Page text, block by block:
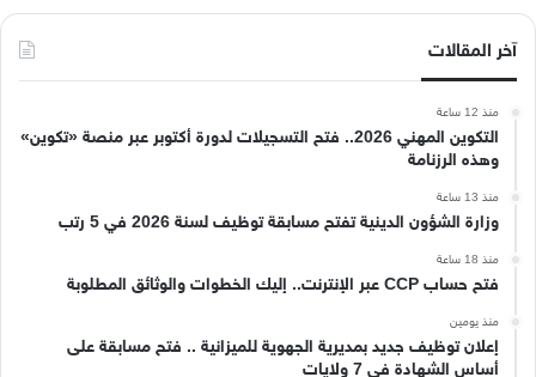
آخر المقالات
منذ 12 ساعة
التكوين المهني 2026.. فتح التسجيلات لدورة أكتوبر عبر منصة «تكوين»
وهذه الرزنامة
منذ 13 ساعة
وزارة الشؤون الدينية تفتح مسابقة توظيف لسنة 2026 في 5 رتب
منذ 18 ساعة
فتح حساب CCP عبر الإنترنت.. إليك الخطوات والوثائق المطلوبة
منذ يومين
إعلان توظيف جديد بمديرية الجهوية للميزانية .. فتح مسابقة على
أساس الشهادة في 7 ولايات